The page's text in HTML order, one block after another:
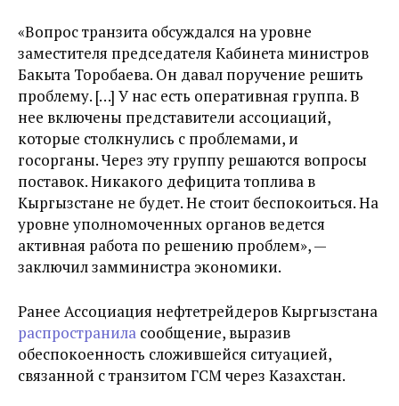
«Вопрос транзита обсуждался на уровне
заместителя председателя Кабинета министров
Бакыта Торобаева. Он давал поручение решить
проблему. […] У нас есть оперативная группа. В
нее включены представители ассоциаций,
которые столкнулись с проблемами, и
госорганы. Через эту группу решаются вопросы
поставок. Никакого дефицита топлива в
Кыргызстане не будет. Не стоит беспокоиться. На
уровне уполномоченных органов ведется
активная работа по решению проблем», —
заключил замминистра экономики.
Ранее Ассоциация нефтетрейдеров Кыргызстана
распространила сообщение, выразив
обеспокоенность сложившейся ситуацией,
связанной с транзитом ГСМ через Казахстан.